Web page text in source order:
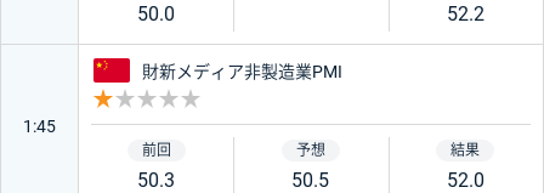
50.0 52.2
1:45
中国
財新メディア非製造業PMI
50.3 50.5 52.0